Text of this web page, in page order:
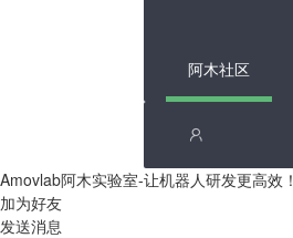
阿木社区
Amovlab阿木实验室-让机器人研发更高效！
加为好友
发送消息